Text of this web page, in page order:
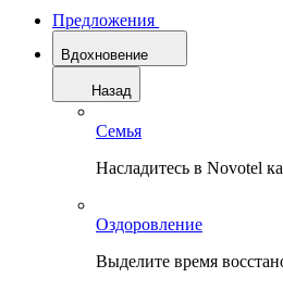
Предложения
Вдохновение
Назад
Семья
Насладитесь в Novotel
Оздоровление
Выделите время